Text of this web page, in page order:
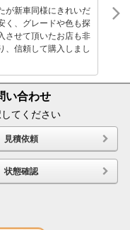
が新車同様にきれいだ
く、グレードや色も探
させて頂いたお店も非
、信頼して購入しまし
い合わせ
てください
見積依頼
状態確認